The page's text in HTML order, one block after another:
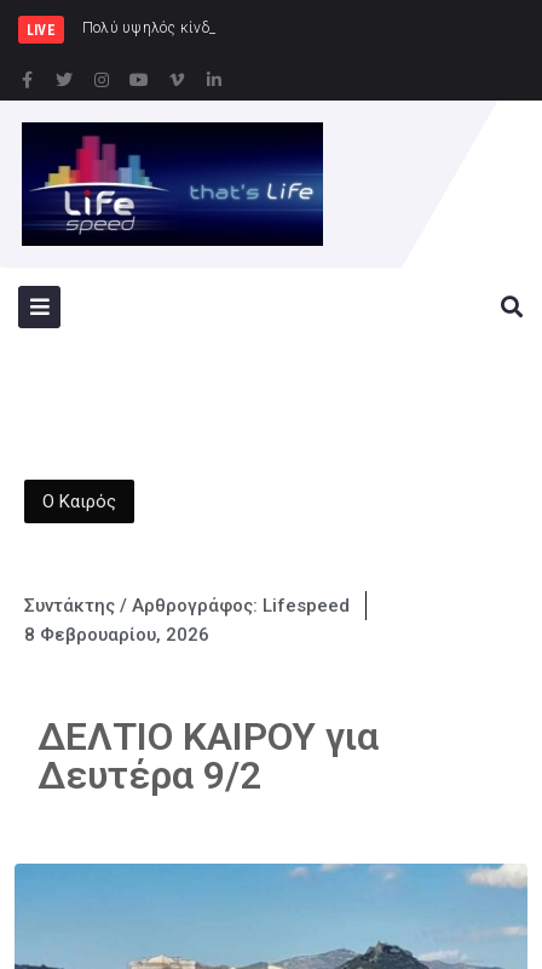
LIVE Πολύ υψηλός κίνδυνος πυρκαγιάς (κατηγορί
Ο Καιρός
Συντάκτης / Αρθρογράφος: Lifespeed
8 Φεβρουαρίου, 2026
ΔΕΛΤΙΟ ΚΑΙΡΟΥ για
Δευτέρα 9/2